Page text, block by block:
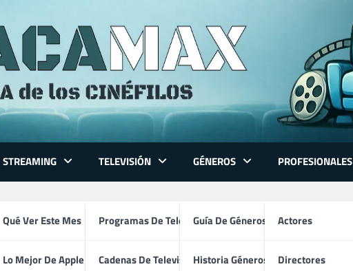
STREAMING
Qué Ver Este Mes
Lo Mejor De Apple TV
TELEVISIÓN
Programas De Televisión
Cadenas De Televisión
GÉNEROS
Guía De Géneros
Historia Géneros TV
PROFESIONALES
Actores
Directores